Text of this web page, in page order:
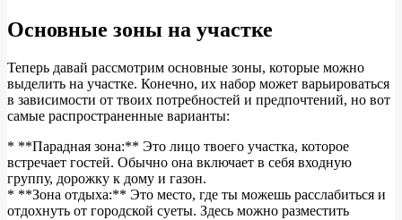
Основные зоны на участке
Теперь давай рассмотрим основные зоны, которые можно
выделить на участке. Конечно, их набор может варьироваться
в зависимости от твоих потребностей и предпочтений, но вот
самые распространенные варианты:
* **Парадная зона:** Это лицо твоего участка, которое
встречает гостей. Обычно она включает в себя входную
группу, дорожку к дому и газон.
* **Зона отдыха:** Это место, где ты можешь расслабиться и
отдохнуть от городской суеты. Здесь можно разместить